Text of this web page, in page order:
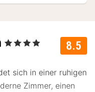
8.5
, 4 Sterne
sich in einer ruhigen
Zimmer, einen